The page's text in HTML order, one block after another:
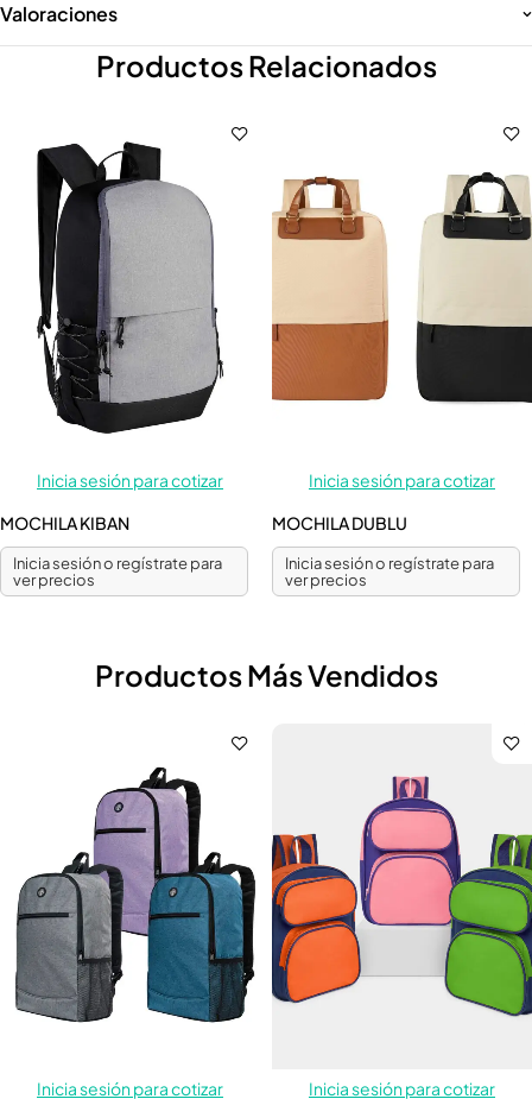
Valoraciones
Productos Relacionados
Inicia sesión para cotizar
MOCHILA KIBAN
Inicia sesión o regístrate para
ver precios
Inicia sesión para cotizar
MOCHILA DUBLU
Inicia sesión o regístrate para
ver precios
Productos Más Vendidos
Inicia sesión para cotizar
Inicia sesión para cotizar